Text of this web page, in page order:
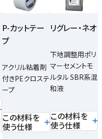
P-カットテー
プ
アクリル粘着剤
付きPEクロステ
ープ
この材料を
使う仕様
リグレー・ネオ
下地調整用ポリ
マーセメントモ
ルタル SBR系混
和液
この材料を
使う仕様